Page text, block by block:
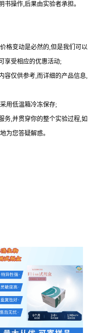
操作,后果由实验者承担。
格变动是必然的,但是我们可以
享受相应的优惠活动;
容仅供参考,而详细的产品信息,
用低温箱冷冻保存;
务,并贯穿你的整个实验过程,如
为您答疑解惑。